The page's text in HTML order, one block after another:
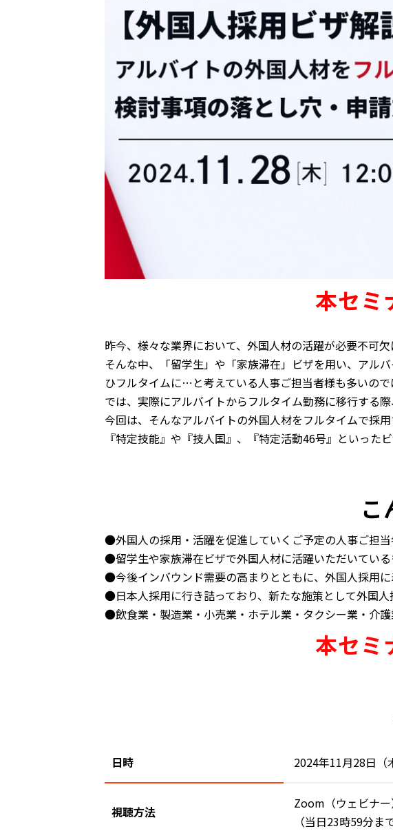
本セミ
昨今、様々な業界において、外国人材の活躍が必要不可
そんな中、「留学生」や「家族滞在」ビザを用い、アル
ひフルタイムに…と考えている人事ご担当者様も多いので
では、実際にアルバイトからフルタイム勤務に移行する
今回は、そんなアルバイトの外国人材をフルタイムで採
『特定技能』や『技人国』、『特定活動46号』といった
こ
●外国人の採用・活躍を促進していくご予定の人事ご担
●留学生や家族滞在ビザで外国人材に活躍いただいてい
●今後インバウンド需要の高まりとともに、外国人採用
●日本人採用に行き詰っており、新たな施策として外国
●飲食業・製造業・小売業・ホテル業・タクシー業・介
本セミ
日時 2024年11月28日
視聴方法
Zoom（ウェビナ
（当日23時59分